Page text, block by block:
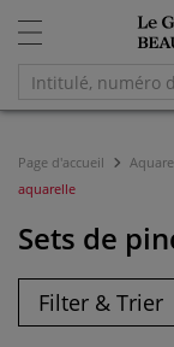
Page d'accueil
aquarelle
Sets de
Filter & Trier